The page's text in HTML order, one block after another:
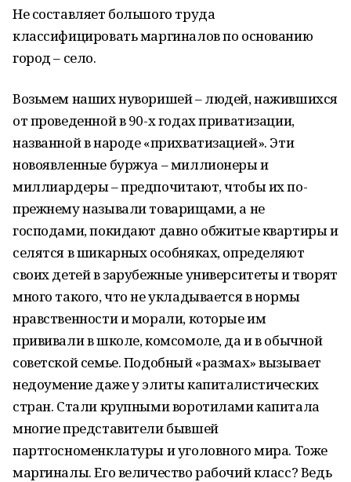
Не составляет большого труда
классифицировать маргиналов по основанию
город – село.
Возьмем наших нуворишей – людей, нажившихся
от проведенной в 90-х годах приватизации,
названной в народе «прихватизацией». Эти
новоявленные буржуа – миллионеры и
миллиардеры – предпочитают, чтобы их по-
прежнему называли товарищами, а не
господами, покидают давно обжитые квартиры и
селятся в шикарных особняках, определяют
своих детей в зарубежные университеты и творят
много такого, что не укладывается в нормы
нравственности и морали, которые им
прививали в школе, комсомоле, да и в обычной
советской семье. Подобный «размах» вызывает
недоумение даже у элиты капиталистических
стран. Стали крупными воротилами капитала
многие представители бывшей
партгосноменклатуры и уголовного мира. Тоже
маргиналы. Его величество рабочий класс? Ведь